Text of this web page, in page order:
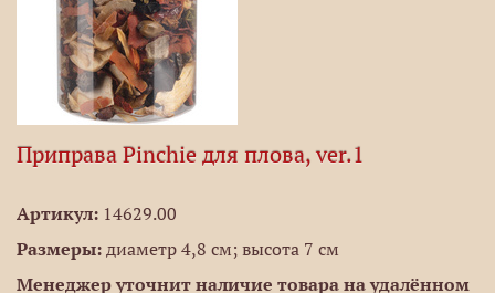
Приправа Pinchie для плова, ver.1
Артикул: 14629.00
Размеры: диаметр 4,8 см; высота 7 см
Менеджер уточнит наличие товара на удалённом